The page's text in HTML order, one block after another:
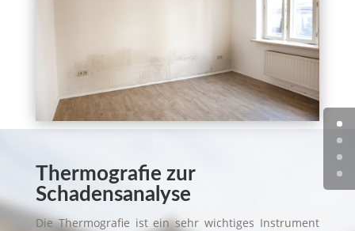
Thermografie zur
Schadensanalyse
Die Thermografie ist ein sehr wichtiges Instrument